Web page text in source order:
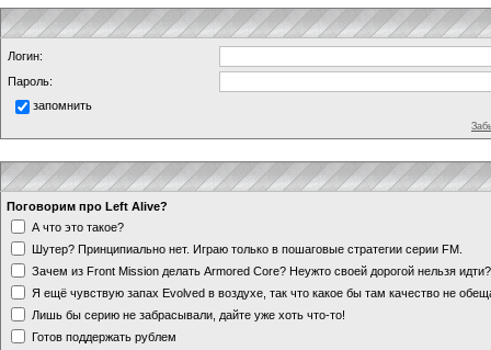
Логин:
Пароль:
запомнить
Поговорим про Left Alive?
А что это такое?
Шутер? Принципиально нет. Играю только в пошаговые стратегии серии FM.
Зачем из Front Mission делать Armored Core? Неужто своей дорогой нельзя
Я ещё чувствую запах Evolved в воздухе, так что какое бы там качество не
Лишь бы серию не забрасывали, дайте уже хоть что-то!
Готов поддержать рублем